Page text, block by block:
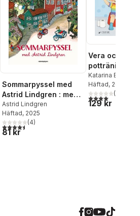
röster:
Sommarpyssel med
Astrid Lindgren : med
klistermärken
Astrid Lindgren
Häftad, 2025
4,5utav 5 stjärnor. Totalt antal röster:
(4)
81 kr
Vera och Ville
Bli blöjfri!
Katarina Ekstedt
Häftad, 2025
4,0utav 5(
129 kr